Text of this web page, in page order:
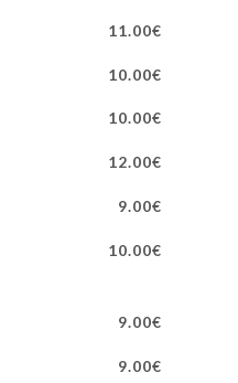
11.00€
10.00€
10.00€
12.00€
9.00€
10.00€
9.00€
9.00€